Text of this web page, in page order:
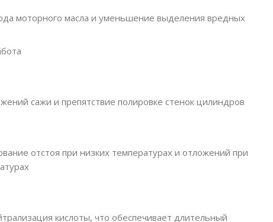
моторного масла и уменьшение выделения вредных
сажи и препятствие полировке стенок цилиндров
отстоя при низких температурах и отложений при
кислоты, что обеспечивает длительный